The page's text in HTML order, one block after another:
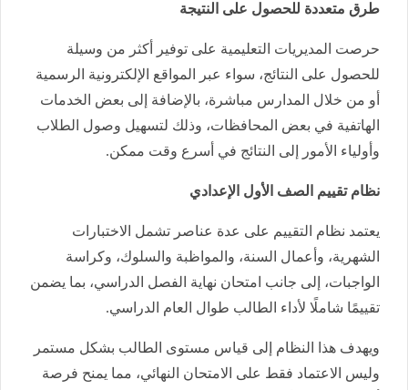
طرق متعددة للحصول على النتيجة
حرصت المديريات التعليمية على توفير أكثر من وسيلة
للحصول على النتائج، سواء عبر المواقع الإلكترونية الرسمية
أو من خلال المدارس مباشرة، بالإضافة إلى بعض الخدمات
الهاتفية في بعض المحافظات، وذلك لتسهيل وصول الطلاب
وأولياء الأمور إلى النتائج في أسرع وقت ممكن.
نظام تقييم الصف الأول الإعدادي
يعتمد نظام التقييم على عدة عناصر تشمل الاختبارات
الشهرية، وأعمال السنة، والمواظبة والسلوك، وكراسة
الواجبات، إلى جانب امتحان نهاية الفصل الدراسي، بما يضمن
تقييمًا شاملًا لأداء الطالب طوال العام الدراسي.
ويهدف هذا النظام إلى قياس مستوى الطالب بشكل مستمر
وليس الاعتماد فقط على الامتحان النهائي، مما يمنح فرصة